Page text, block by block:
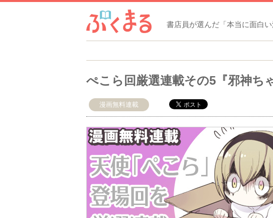
書店員が選んだ「本当に面白
ぺこら回厳選連載その5『邪神ち
漫画無料連載